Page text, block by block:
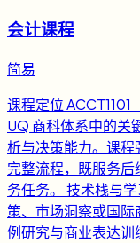
会计课程
简易
课程定位
UQ 商科体系中的关
析与决策能力。课程
完整流程，既服务
务任务。 技术栈与
策、市场洞察或国
例研究与商业表达训